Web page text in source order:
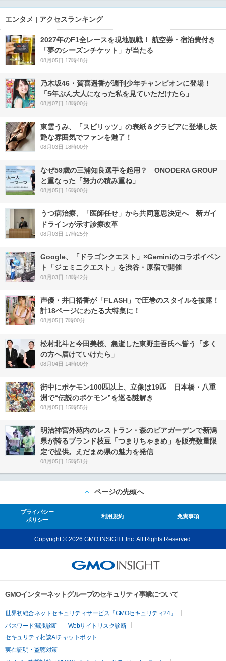
エンタメ | アクセスランキング
2027年のF1全レースを現地観戦！ 航空券・宿泊費付き
「夢のシーズンチケット」が当たる
08月05日 17時48分
乃木坂46・賀喜遥香が週刊少年チャンピオンに登場！
「5年ぶん大人になった私を見ていただけたら」
08月07日 18時00分
東雲うみ、「スピリッツ」の表紙＆グラビアに登場し妖
艶な雰囲気でファンを魅了！
08月03日 18時00分
なぜ59歳の三浦知良選手を起用？ ONODERA GROUP
と重なった「努力の積み重ね」
08月05日 16時00分
うつ病治療、「医師任せ」から共同意思決定へ 新ガイ
ドラインが示す診療改革
08月03日 17時25分
Google、「ドラゴンクエスト」×Geminiのコラボイベン
ト「ジェミニクエスト」を渋谷・原宿で開催
08月03日 18時42分
声優・井口裕香が「FLASH」で圧巻のスタイルを披露！
計18ページにわたる大特集に！
08月05日 7時00分
松村北斗と今田美桜、急逝した東野圭吾氏へ誓う「多く
の方へ届けていけたら」
08月04日 14時00分
街中にポケモン100匹以上、立像は19匹 日本橋・八重
洲で“伝説のポケモン”を巡る謎解き
08月05日 15時55分
明治神宮外苑内のレストラン・森のビアガーデンで新潟
県が誇るブランド枝豆「つまりちゃまめ」を販売数量限
定で提供。えだまめ県の魅力を発信
08月05日 15時51分
ページの先頭へ
プライバシー
ポリシー
利用規約 免責事項
Copyright © 2026 GMO INSIGHT Inc. All Rights Reserved.
GMOインターネットグループのセキュリティ事業について
世界初総合ネットセキュリティサービス「GMOセキュリティ24」
パスワード漏洩診断
Webサイトリスク診断
セキュリティ相談AIチャットボット
実在証明・盗聴対策